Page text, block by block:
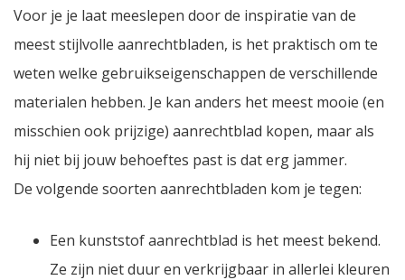
Voor je je laat meeslepen door de inspiratie van de
meest stijlvolle aanrechtbladen, is het praktisch om te
weten welke gebruikseigenschappen de verschillende
materialen hebben. Je kan anders het meest mooie (en
misschien ook prijzige) aanrechtblad kopen, maar als
hij niet bij jouw behoeftes past is dat erg jammer.
De volgende soorten aanrechtbladen kom je tegen:
Een kunststof aanrechtblad is het meest bekend.
Ze zijn niet duur en verkrijgbaar in allerlei kleuren